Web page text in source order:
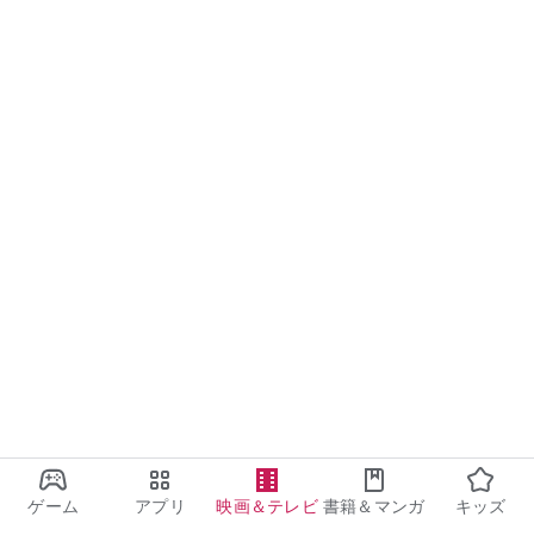
ゲーム アプリ 映画＆テレビ 書籍＆マンガ キッズ